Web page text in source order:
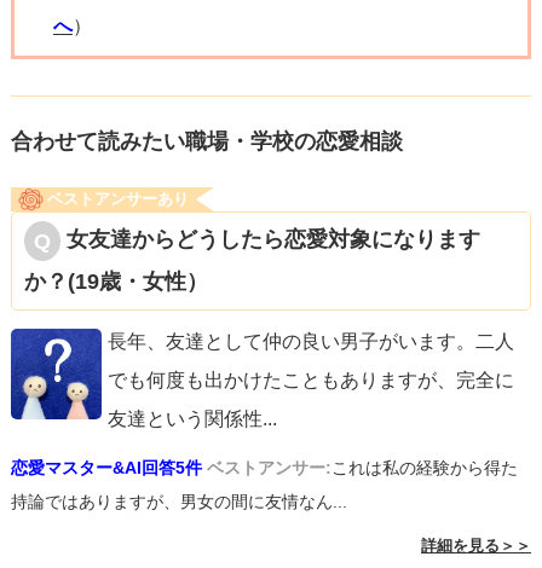
へ）
合わせて読みたい職場・学校の恋愛相談
ベストアンサーあり
女友達からどうしたら恋愛対象になります
か？(19歳・女性）
長年、友達として仲の良い男子がいます。二人
でも何度も出かけたこともありますが、完全に
友達という関係性...
恋愛マスター&AI回答5件 ベストアンサー:これは私の経験から得た
持論ではありますが、男女の間に友情なん...
詳細を見る＞＞